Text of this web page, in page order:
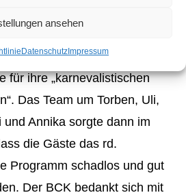
ansehen
Datenschutz Impressum
fertig, ehe die rd. 700
für ihre „karnevalistischen
Das Team um Torben, Uli,
Annika sorgte dann im
die Gäste das rd.
Programm schadlos und gut
Der BCK bedankt sich mit